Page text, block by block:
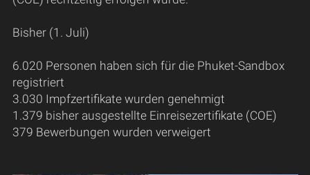
Bisher (1. Juli)
6.020 Personen haben sich für die Phuket-Sandbox
registriert
3.030 Impfzertifikate wurden genehmigt
1.379 bisher ausgestellte Einreisezertifikate (COE)
379 Bewerbungen wurden verweigert